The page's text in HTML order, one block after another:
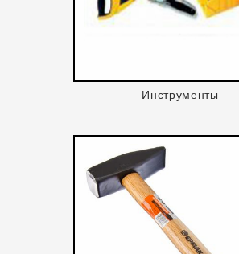
Инструменты